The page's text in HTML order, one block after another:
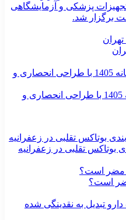
پزشکی و آزمایشگاهی
برگزار شد.
جدیدترین مدل‌های کیف زنانه 1405 با طراحی انحصاری و
بوتاکس تقلبی در زعفرانیه
مضر است؟